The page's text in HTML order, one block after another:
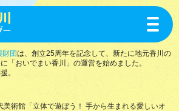
toggle
団は、創立25周年を記念して、新たに地元香川の
「おいでまい香川」の運営を始めました。
。
美術館「立体で遊ぼう！ 手から生まれる愛しいオ